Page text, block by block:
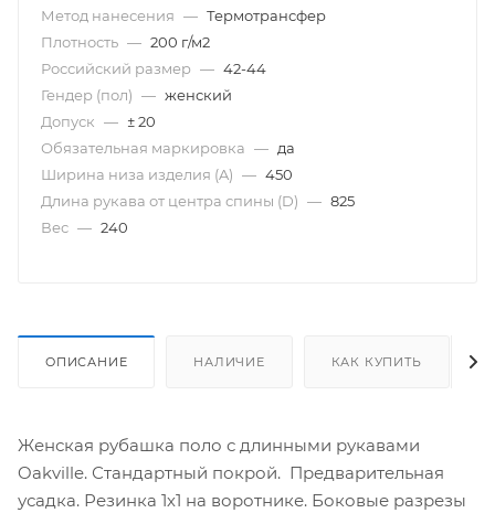
Метод нанесения — Термотрансфер
Плотность — 200 г/м2
Российский размер — 42-44
Гендер (пол) — женский
Допуск — ± 20
Обязательная маркировка — да
Ширина низа изделия (A) — 450
Длина рукава от центра спины (D) — 825
Вес — 240
ОПИСАНИЕ НАЛИЧИЕ КАК КУПИТЬ
Женская рубашка поло с длинными рукавами
Oakville. Стандартный покрой. Предварительная
усадка. Резинка 1х1 на воротнике. Боковые разрезы